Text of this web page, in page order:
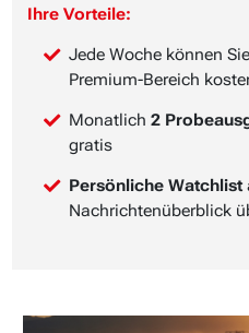
Ihre Vorteile:
Jede Woche können Sie
Premium-Bereich
Monatlich 2
gratis
Persönliche Watchlist
Nachrichtenüberblick